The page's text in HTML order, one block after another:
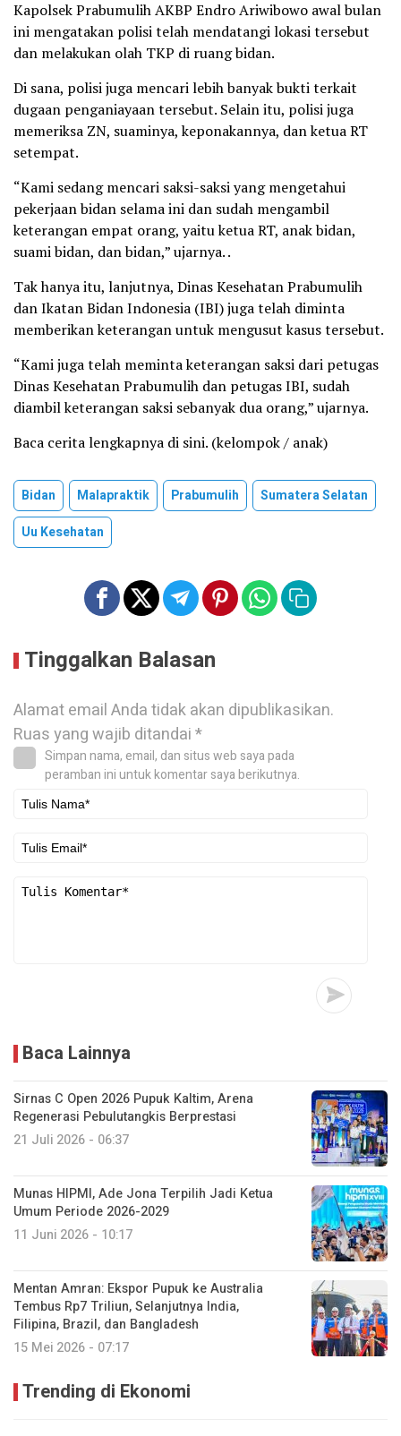
Kapolsek Prabumulih AKBP Endro Ariwibowo awal bulan
ini mengatakan polisi telah mendatangi lokasi tersebut
dan melakukan olah TKP di ruang bidan.
Di sana, polisi juga mencari lebih banyak bukti terkait
dugaan penganiayaan tersebut. Selain itu, polisi juga
memeriksa ZN, suaminya, keponakannya, dan ketua RT
setempat.
“Kami sedang mencari saksi-saksi yang mengetahui
pekerjaan bidan selama ini dan sudah mengambil
keterangan empat orang, yaitu ketua RT, anak bidan,
suami bidan, dan bidan,” ujarnya. .
Tak hanya itu, lanjutnya, Dinas Kesehatan Prabumulih
dan Ikatan Bidan Indonesia (IBI) juga telah diminta
memberikan keterangan untuk mengusut kasus tersebut.
“Kami juga telah meminta keterangan saksi dari petugas
Dinas Kesehatan Prabumulih dan petugas IBI, sudah
diambil keterangan saksi sebanyak dua orang,” ujarnya.
Baca cerita lengkapnya di sini. (kelompok / anak)
Bidan Malapraktik Prabumulih
Sumatera Selatan
Uu Kesehatan
Tinggalkan Balasan
Alamat email Anda tidak akan dipublikasikan.
Ruas yang wajib ditandai*
Simpan nama, email, dan situs web saya pada
peramban ini untuk komentar saya berikutnya.
Baca Lainnya
Sirnas C Open 2026 Pupuk Kaltim, Arena
Regenerasi Pebulutangkis Berprestasi
21 Juli 2026 - 06:37
Munas HIPMI, Ade Jona Terpilih Jadi Ketua
Umum Periode 2026-2029
11 Juni 2026 - 10:17
Mentan Amran: Ekspor Pupuk ke Australia
Tembus Rp7 Triliun, Selanjutnya India,
Filipina, Brazil, dan Bangladesh
15 Mei 2026 - 07:17
Trending di Ekonomi